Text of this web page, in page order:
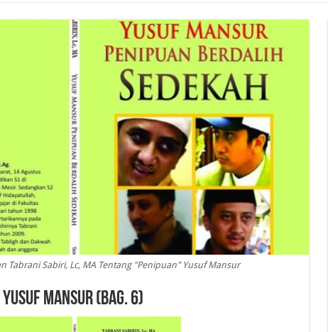
Tabrani Sabiri, Lc, MA Tentang "Penipuan" Yusuf Mansur
YUSUF MANSUR (Bag. 6)